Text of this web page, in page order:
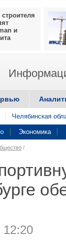
и
Челябинская
Экономика
/
12:20